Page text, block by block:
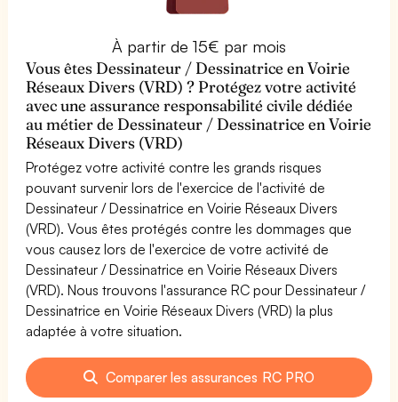
À partir de 15€ par mois
Vous êtes Dessinateur / Dessinatrice en Voirie
Réseaux Divers (VRD) ? Protégez votre activité
avec une assurance responsabilité civile dédiée
au métier de Dessinateur / Dessinatrice en Voirie
Réseaux Divers (VRD)
Protégez votre activité contre les grands risques
pouvant survenir lors de l'exercice de l'activité de
Dessinateur / Dessinatrice en Voirie Réseaux Divers
(VRD). Vous êtes protégés contre les dommages que
vous causez lors de l'exercice de votre activité de
Dessinateur / Dessinatrice en Voirie Réseaux Divers
(VRD). Nous trouvons l'assurance RC pour Dessinateur /
Dessinatrice en Voirie Réseaux Divers (VRD) la plus
adaptée à votre situation.
Comparer les assurances RC PRO